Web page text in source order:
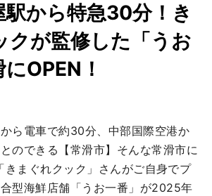
駅から特急30分！き
クが監修した「うお
OPEN！
から電車で約30分、中部国際空港か
のできる【常滑市】そんな常滑市に
まぐれクック」さんがご自身でプ
型海鮮店舗「うお一番」が2025年